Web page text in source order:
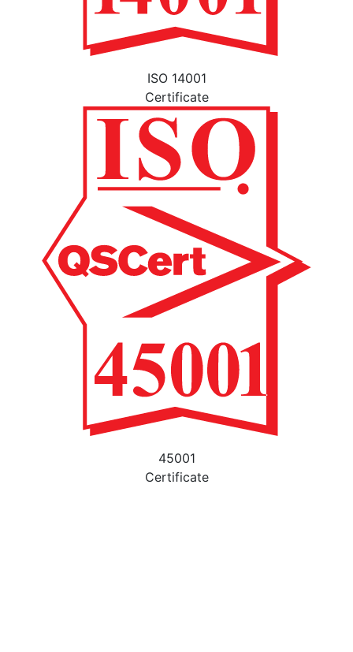
ISO 14001
Certificate
45001
Certificate